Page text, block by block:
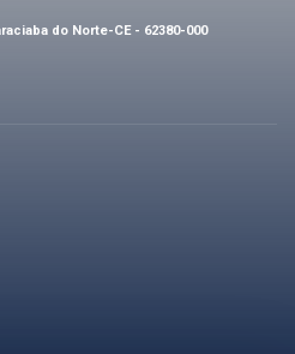
do Norte-CE - 62380-000